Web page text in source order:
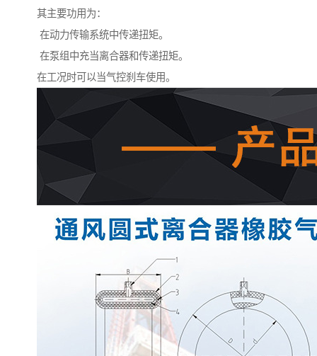
其主要功用为：
在动力传输系统中传递扭矩。
在泵组中充当离合器和传递扭矩。
在工况时可以当气控刹车使用。